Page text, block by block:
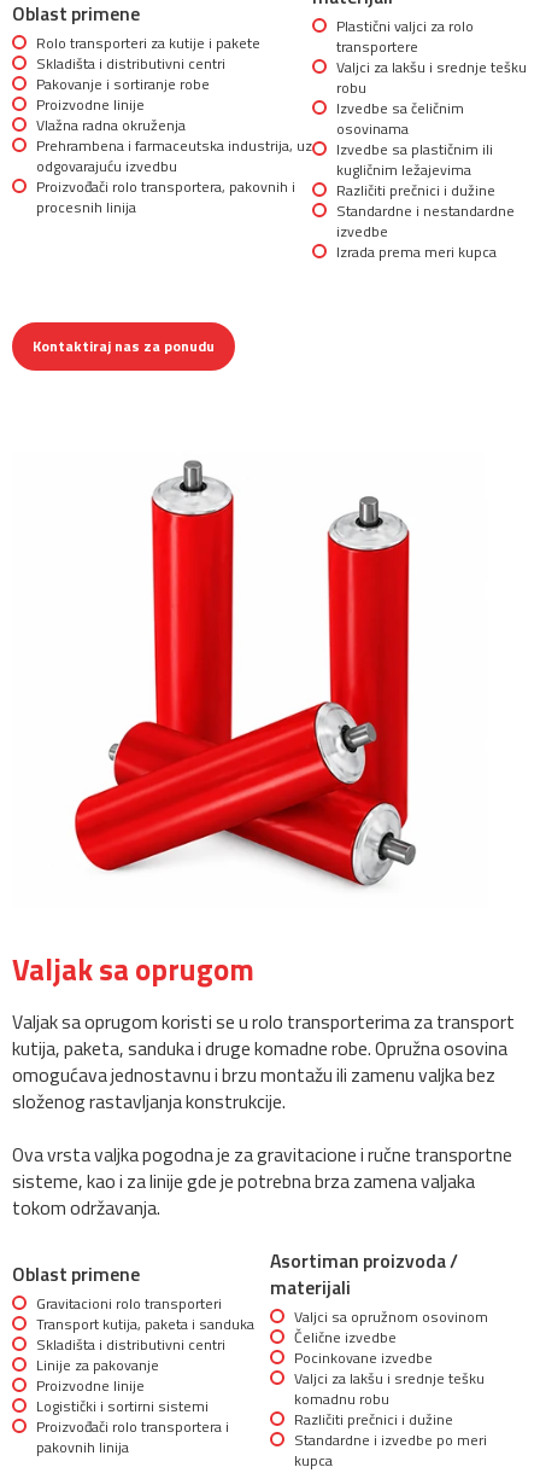
Oblast primene
Rolo transporteri za kutije i pakete
Skladišta i distributivni centri
Pakovanje i sortiranje robe
Proizvodne linije
Vlažna radna okruženja
Prehrambena i farmaceutska industrija, uz
odgovarajuću izvedbu
Proizvođači rolo transportera, pakovnih i
procesnih linija
Plastični valjci za rolo
transportere
Valjci za lakšu i srednje tešku
robu
Izvedbe sa čeličnim
osovinama
Izvedbe sa plastičnim ili
kugličnim ležajevima
Različiti prečnici i dužine
Standardne i nestandardne
izvedbe
Izrada prema meri kupca
Kontaktiraj nas za ponudu
Valjak sa oprugom
Valjak sa oprugom koristi se u rolo transporterima za transport
kutija, paketa, sanduka i druge komadne robe. Opružna osovina
omogućava jednostavnu i brzu montažu ili zamenu valjka bez
složenog rastavljanja konstrukcije.
Ova vrsta valjka pogodna je za gravitacione i ručne transportne
sisteme, kao i za linije gde je potrebna brza zamena valjaka
tokom održavanja.
Oblast primene
Gravitacioni rolo transporteri
Transport kutija, paketa i sanduka
Skladišta i distributivni centri
Linije za pakovanje
Proizvodne linije
Logistički i sortirni sistemi
Proizvođači rolo transportera i
pakovnih linija
Asortiman proizvoda /
materijali
Valjci sa opružnom osovinom
Čelične izvedbe
Pocinkovane izvedbe
Valjci za lakšu i srednje tešku
komadnu robu
Različiti prečnici i dužine
Standardne i izvedbe po meri
kupca